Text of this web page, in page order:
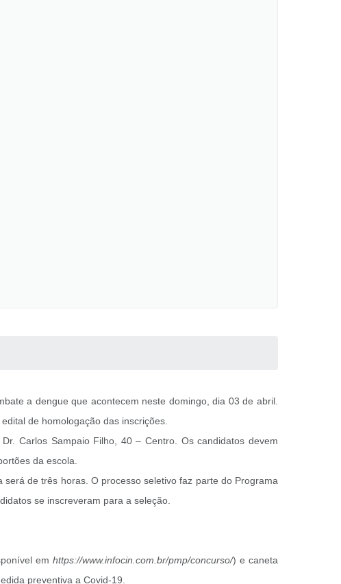
a dengue que acontecem neste domingo, dia 03 de abril.
de homologação das inscrições.
Carlos Sampaio Filho, 40 – Centro. Os candidatos devem
da escola.
de três horas. O processo seletivo faz parte do Programa
se inscreveram para a seleção.
emhttps://www.infocin.com.br/pmp/concurso/) e caneta
preventiva a Covid-19.